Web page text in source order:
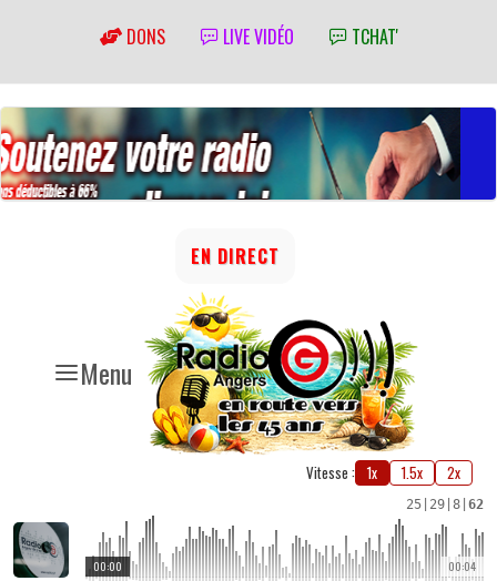
DONS LIVE VIDÉO TCHAT'
Menu
EN DIRECT
Vitesse : 1x 1.5x 2x
25 29 8 62
00:04
00:00